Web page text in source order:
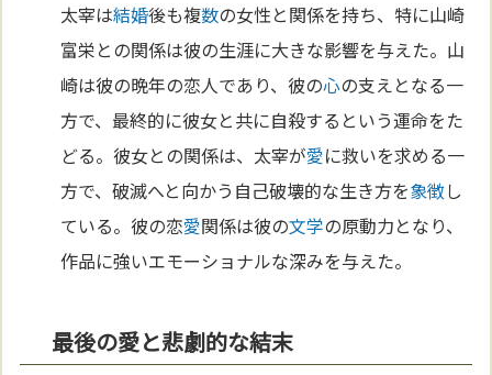
太宰は結婚後も複数の女性と関係を持ち、特に山崎
富栄との関係は彼の生涯に大きな影響を与えた。山
崎は彼の晩年の恋人であり、彼の心の支えとなる一
方で、最終的に彼女と共に自殺するという運命をた
どる。彼女との関係は、太宰が愛に救いを求める一
方で、破滅へと向かう自己破壊的な生き方を象徴し
ている。彼の恋愛関係は彼の文学の原動力となり、
作品に強いエモーショナルな深みを与えた。
最後の愛と悲劇的な結末